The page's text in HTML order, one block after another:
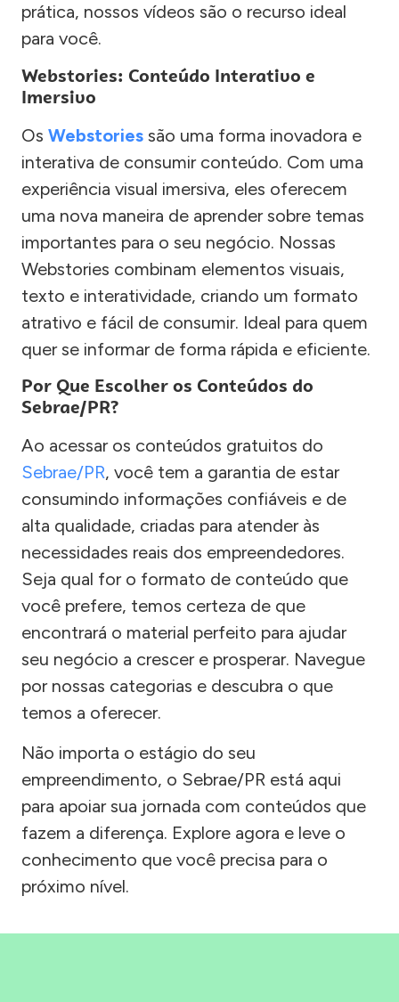
prática, nossos vídeos são o recurso ideal
para você.
Webstories: Conteúdo Interativo e
Imersivo
Os Webstories são uma forma inovadora e
interativa de consumir conteúdo. Com uma
experiência visual imersiva, eles oferecem
uma nova maneira de aprender sobre temas
importantes para o seu negócio. Nossas
Webstories combinam elementos visuais,
texto e interatividade, criando um formato
atrativo e fácil de consumir. Ideal para quem
quer se informar de forma rápida e eficiente.
Por Que Escolher os Conteúdos do
Sebrae/PR?
Ao acessar os conteúdos gratuitos do
Sebrae/PR, você tem a garantia de estar
consumindo informações confiáveis e de
alta qualidade, criadas para atender às
necessidades reais dos empreendedores.
Seja qual for o formato de conteúdo que
você prefere, temos certeza de que
encontrará o material perfeito para ajudar
seu negócio a crescer e prosperar. Navegue
por nossas categorias e descubra o que
temos a oferecer.
Não importa o estágio do seu
empreendimento, o Sebrae/PR está aqui
para apoiar sua jornada com conteúdos que
fazem a diferença. Explore agora e leve o
conhecimento que você precisa para o
próximo nível.